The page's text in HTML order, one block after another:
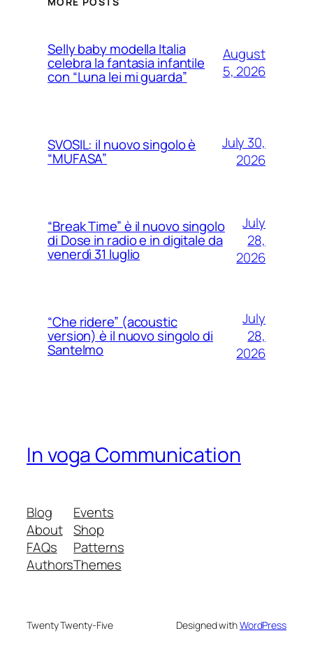
Selly baby modella Italia
celebra la fantasia infantile
con “Luna lei mi guarda”
August
5, 2026
SVOSIL: il nuovo singolo è
“MUFASA”
July 30,
2026
“Break Time” è il nuovo singolo
di Dose in radio e in digitale da
venerdì 31 luglio
July
28,
2026
“Che ridere” (acoustic
version) è il nuovo singolo di
Santelmo
July
28,
2026
In voga Communication
Blog
About
FAQs
Authors
Events
Shop
Patterns
Themes
Twenty Twenty-Five Designed withWordPress